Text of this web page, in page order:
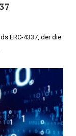
ERC-4337, der die